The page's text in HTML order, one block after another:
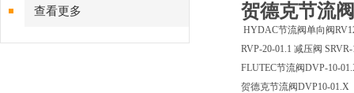
查看更多 贺德克节流
HYDAC节流阀单向阀
RVP-20-01.1 减压阀 SRVR-
FLUTEC节流阀DVP-10-
贺德克节流阀DVP10-01.X